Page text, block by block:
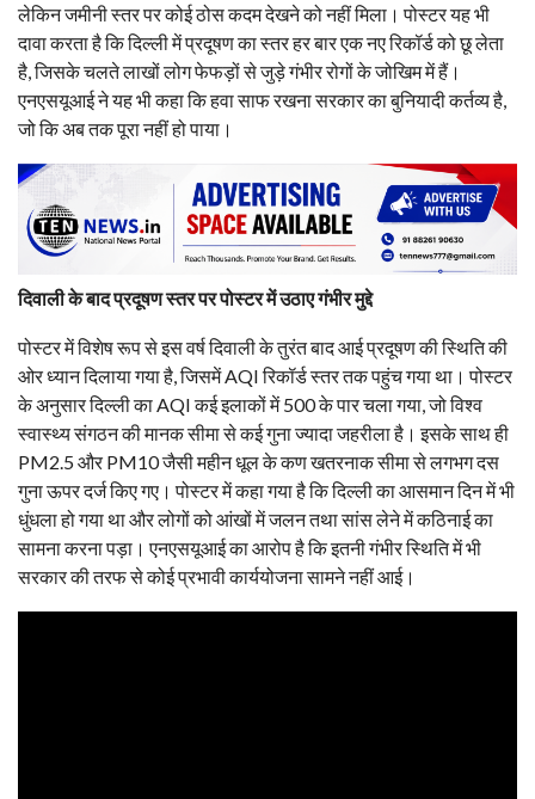
लेकिन जमीनी स्तर पर कोई ठोस कदम देखने को नहीं मिला। पोस्टर यह भी
दावा करता है कि दिल्ली में प्रदूषण का स्तर हर बार एक नए रिकॉर्ड को छू लेता
है, जिसके चलते लाखों लोग फेफड़ों से जुड़े गंभीर रोगों के जोखिम में हैं।
एनएसयूआई ने यह भी कहा कि हवा साफ रखना सरकार का बुनियादी कर्तव्य है,
जो कि अब तक पूरा नहीं हो पाया।
दिवाली के बाद प्रदूषण स्तर पर पोस्टर में उठाए गंभीर मुद्दे
पोस्टर में विशेष रूप से इस वर्ष दिवाली के तुरंत बाद आई प्रदूषण की स्थिति की
ओर ध्यान दिलाया गया है, जिसमें AQI रिकॉर्ड स्तर तक पहुंच गया था। पोस्टर
के अनुसार दिल्ली का AQI कई इलाकों में 500 के पार चला गया, जो विश्व
स्वास्थ्य संगठन की मानक सीमा से कई गुना ज्यादा जहरीला है। इसके साथ ही
PM2.5 और PM10 जैसी महीन धूल के कण खतरनाक सीमा से लगभग दस
गुना ऊपर दर्ज किए गए। पोस्टर में कहा गया है कि दिल्ली का आसमान दिन में भी
धुंधला हो गया था और लोगों को आंखों में जलन तथा सांस लेने में कठिनाई का
सामना करना पड़ा। एनएसयूआई का आरोप है कि इतनी गंभीर स्थिति में भी
सरकार की तरफ से कोई प्रभावी कार्ययोजना सामने नहीं आई।